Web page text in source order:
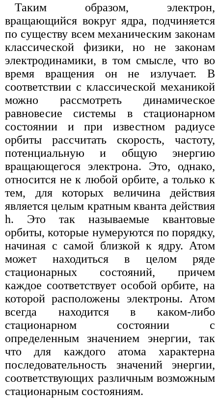
Таким образом, электрон,
вращающийся вокруг ядра, подчиняется
по существу всем механическим законам
классической физики, но не законам
электродинамики, в том смысле, что во
время вращения он не излучает. В
соответствии с классической механикой
можно рассмотреть динамическое
равновесие системы в стационарном
состоянии и при известном радиусе
орбиты рассчитать скорость, частоту,
потенциальную и общую энергию
вращающегося электрона. Это, однако,
относится не к любой орбите, а только к
тем, для которых величина действия
является целым кратным кванта действия
h. Это так называемые квантовые
орбиты, которые нумеруются по порядку,
начиная с самой близкой к ядру. Атом
может находиться в целом ряде
стационарных состояний, причем
каждое соответствует особой орбите, на
которой расположены электроны. Атом
всегда находится в каком-либо
стационарном состоянии с
определенным значением энергии, так
что для каждого атома характерна
последовательность значений энергии,
соответствующих различным возможным
стационарным состояниям.